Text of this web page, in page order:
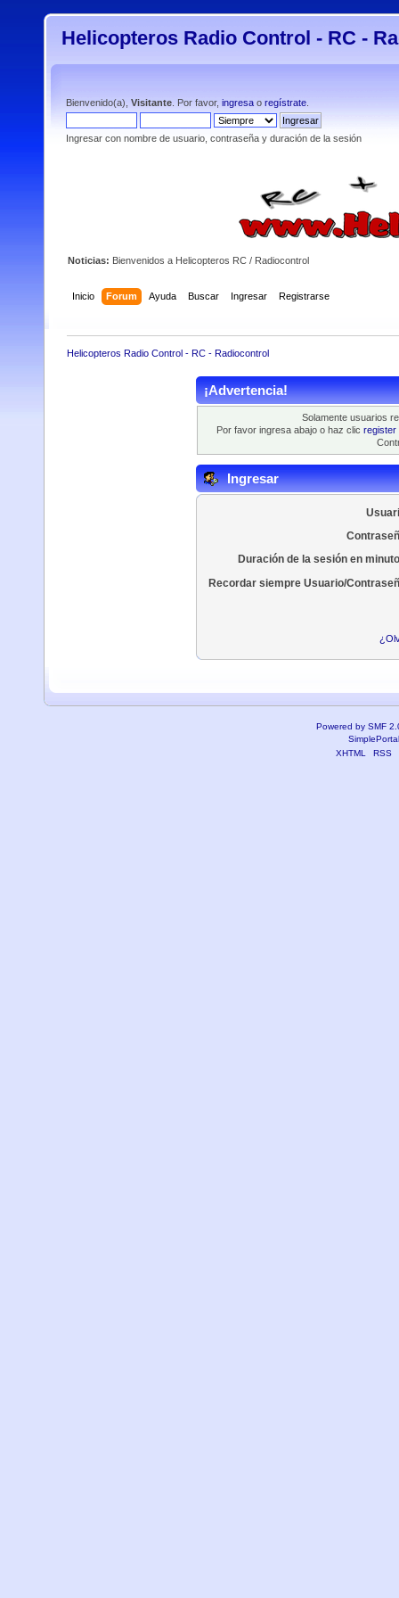
Helicopteros Radio Control - RC -
Bienvenido(a), Visitante . Por favor, ingresa o regístrate
Ingresar con nombre de usuario, contraseña y duración de la sesión
Noticias: Bienvenidos a Helicopteros RC / Radiocontrol
Inicio Forum Ayuda Buscar Ingresar Registrarse
Helicopteros Radio Control - RC - Radiocontrol
¡Advertencia!
Solamente usuarios
Por favor ingresa abajo o haz clic register
Ingresar
Duración de la sesión en
Recordar siempre Usuario/
Powered by SMF
XHTML
RSS